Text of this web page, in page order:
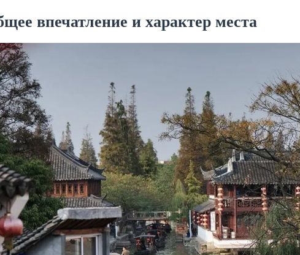
впечатление и характер места